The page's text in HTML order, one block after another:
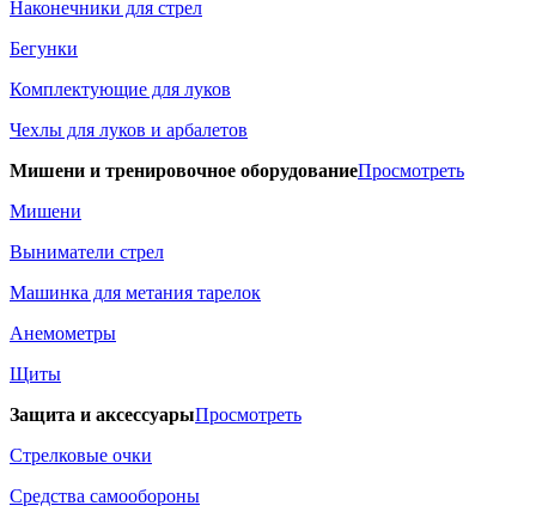
Наконечники для стрел
Бегунки
Комплектующие для луков
Чехлы для луков и арбалетов
Мишени и тренировочное оборудованиеПросмотреть
Мишени
Выниматели стрел
Машинка для метания тарелок
Анемометры
Щиты
Защита и аксессуарыПросмотреть
Стрелковые очки
Средства самообороны